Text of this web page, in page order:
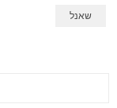
שאנל